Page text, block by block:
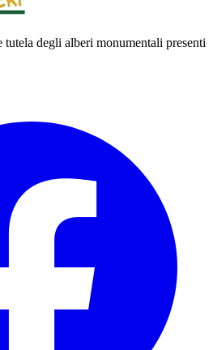
tutela degli alberi monumentali presenti